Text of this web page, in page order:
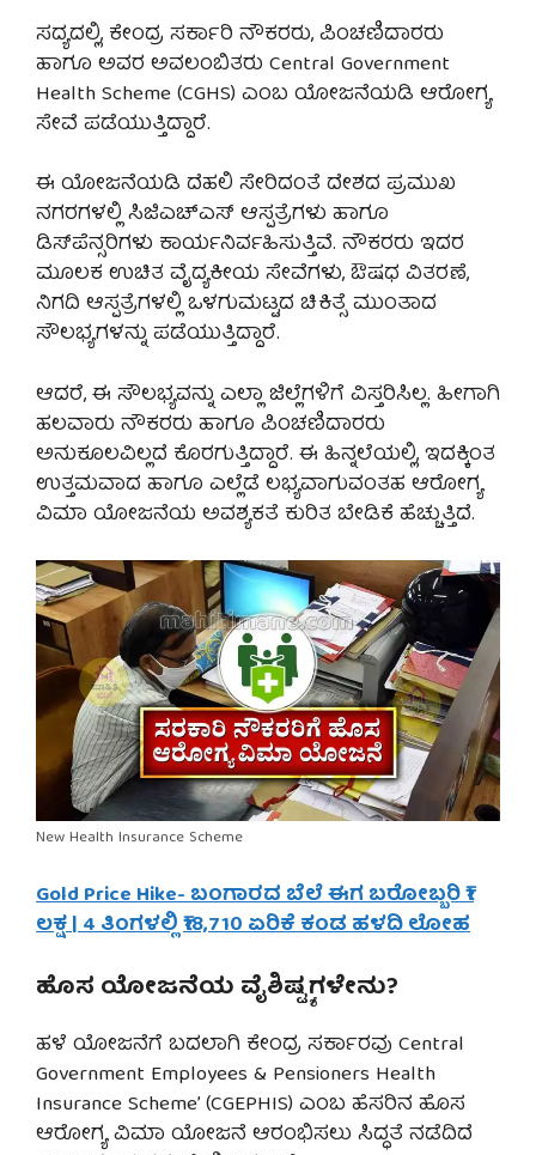
ಸದ್ಯದಲ್ಲಿ, ಕೇಂದ್ರ ಸರ್ಕಾರಿ ನೌಕರರು, ಪಿಂಚಣಿದಾರರು
ಹಾಗೂ ಅವರ ಅವಲಂಬಿತರು Central Government
Health Scheme (CGHS) ಎಂಬ ಯೋಜನೆಯಡಿ ಆರೋಗ್ಯ
ಸೇವೆ ಪಡೆಯುತ್ತಿದ್ದಾರೆ.
ಈ ಯೋಜನೆಯಡಿ ದೆಹಲಿ ಸೇರಿದಂತೆ ದೇಶದ ಪ್ರಮುಖ
ನಗರಗಳಲ್ಲಿ ಸಿಜಿಎಚ್‌ಎಸ್ ಆಸ್ಪತ್ರೆಗಳು ಹಾಗೂ
ಡಿಸ್‌ಪೆನ್ಸರಿಗಳು ಕಾರ್ಯನಿರ್ವಹಿಸುತ್ತಿವೆ. ನೌಕರರು ಇದರ
ಮೂಲಕ ಉಚಿತ ವೈದ್ಯಕೀಯ ಸೇವೆಗಳು, ಔಷಧ ವಿತರಣೆ,
ನಿಗದಿ ಆಸ್ಪತ್ರೆಗಳಲ್ಲಿ ಒಳಗುಮಟ್ಟದ ಚಿಕಿತ್ಸೆ ಮುಂತಾದ
ಸೌಲಭ್ಯಗಳನ್ನು ಪಡೆಯುತ್ತಿದ್ದಾರೆ.
ಆದರೆ, ಈ ಸೌಲಭ್ಯವನ್ನು ಎಲ್ಲಾ ಜಿಲ್ಲೆಗಳಿಗೆ ವಿಸ್ತರಿಸಿಲ್ಲ. ಹೀಗಾಗಿ
ಹಲವಾರು ನೌಕರರು ಹಾಗೂ ಪಿಂಚಣಿದಾರರು
ಅನುಕೂಲವಿಲ್ಲದೆ ಕೊರಗುತ್ತಿದ್ದಾರೆ. ಈ ಹಿನ್ನಲೆಯಲ್ಲಿ, ಇದಕ್ಕಿಂತ
ಉತ್ತಮವಾದ ಹಾಗೂ ಎಲ್ಲೆಡೆ ಲಭ್ಯವಾಗುವಂತಹ ಆರೋಗ್ಯ
ವಿಮಾ ಯೋಜನೆಯ ಅವಶ್ಯಕತೆ ಕುರಿತ ಬೇಡಿಕೆ ಹೆಚ್ಚುತ್ತಿದೆ.
New Health Insurance Scheme
Gold Price Hike- ಬಂಗಾರದ ಬೆಲೆ ಈಗ ಬರೋಬ್ಬರಿ ₹1
ಲಕ್ಷ | 4 ತಿಂಗಳಲ್ಲಿ ₹18,710 ಏರಿಕೆ ಕಂಡ ಹಳದಿ ಲೋಹ
ಹೊಸ ಯೋಜನೆಯ ವೈಶಿಷ್ಟ್ಯಗಳೇನು?
ಹಳೆ ಯೋಜನೆಗೆ ಬದಲಾಗಿ ಕೇಂದ್ರ ಸರ್ಕಾರವು Central
Government Employees & Pensioners Health
Insurance Scheme’ (CGEPHIS) ಎಂಬ ಹೆಸರಿನ ಹೊಸ
ಆರೋಗ್ಯ ವಿಮಾ ಯೋಜನೆ ಆರಂಭಿಸಲು ಸಿದ್ಧತೆ ನಡೆದಿದೆ